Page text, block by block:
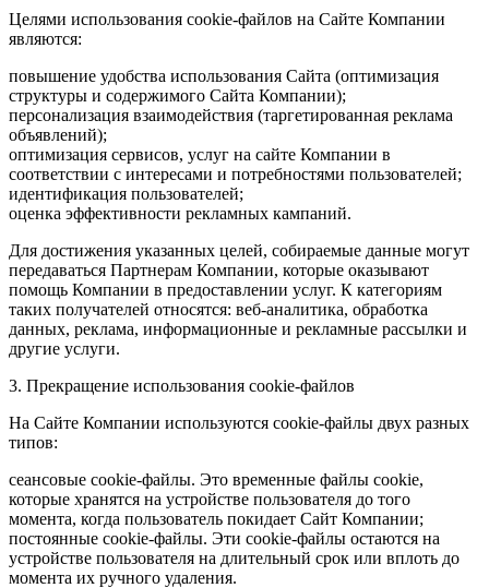
Целями использования cookie-файлов на Сайте Компании
являются:
повышение удобства использования Сайта (оптимизация
структуры и содержимого Сайта Компании);
персонализация взаимодействия (таргетированная реклама
объявлений);
оптимизация сервисов, услуг на сайте Компании в
соответствии с интересами и потребностями пользователей;
идентификация пользователей;
оценка эффективности рекламных кампаний.
Для достижения указанных целей, собираемые данные могут
передаваться Партнерам Компании, которые оказывают
помощь Компании в предоставлении услуг. К категориям
таких получателей относятся: веб-аналитика, обработка
данных, реклама, информационные и рекламные рассылки и
другие услуги.
3. Прекращение использования cookie-файлов
На Сайте Компании используются cookie-файлы двух разных
типов:
сеансовые cookie-файлы. Это временные файлы cookie,
которые хранятся на устройстве пользователя до того
момента, когда пользователь покидает Сайт Компании;
постоянные cookie-файлы. Эти cookie-файлы остаются на
устройстве пользователя на длительный срок или вплоть до
момента их ручного удаления.